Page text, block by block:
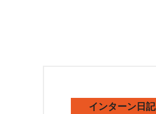
インターン日記